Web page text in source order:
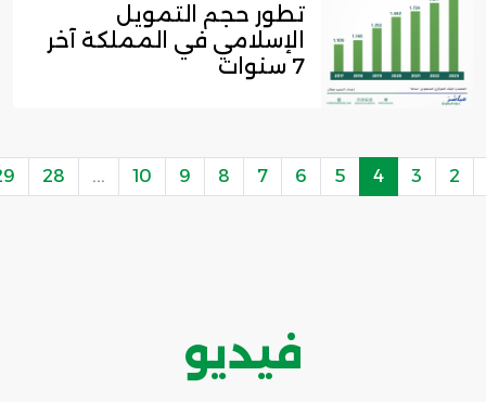
تطور حجم التمويل
الإسلامي في المملكة آخر
7 سنوات
2
3
4
5
6
7
8
9
10
...
28
فيديو